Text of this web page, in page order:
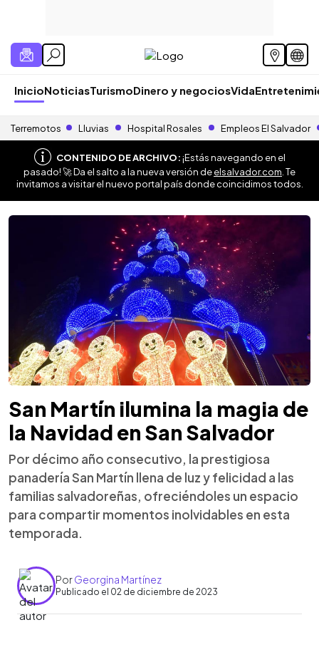
InicioNoticiasTurismoDinero y negociosVida
Terremotos Lluvias Hospital Rosales Empleos El Salvador
CONTENIDO DE ARCHIVO:¡Estás navegando en el
pasado! 🚀 Da el salto a la nueva versión deelsalvador.com . Te
invitamos a visitar el nuevo portal país donde coincidimos todos.
San Martín ilumina la magia de
la Navidad en San Salvador
Por décimo año consecutivo, la prestigiosa
panadería San Martín llena de luz y felicidad a las
familias salvadoreñas, ofreciéndoles un espacio
para compartir momentos inolvidables en esta
temporada.
PorGeorgina Martínez
Publicado el 02 de diciembre de 2023